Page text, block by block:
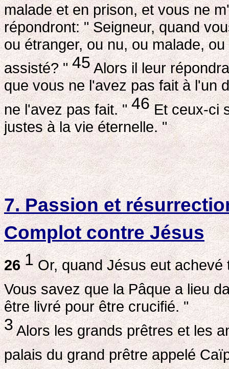
malade et en prison, et vous ne
répondront: " Seigneur, quand
ou étranger, ou nu, ou malade,
assisté? "45 Alors il leur
que vous ne l'avez pas fait à l'un
ne l'avez pas fait. "46Et ceux-ci
justes à la vie éternelle. "
7. Passion et
Complot contre Jésus
26 1Or, quand Jésus eut achevé
Vous savez que la Pâque a lieu
être livré pour être crucifié. "
3Alors les grands prêtres et les
palais du grand prêtre appelé